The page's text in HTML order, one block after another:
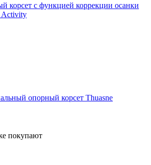
корсет с функцией коррекции осанки
Activity
опорный корсет Thuasne
покупают